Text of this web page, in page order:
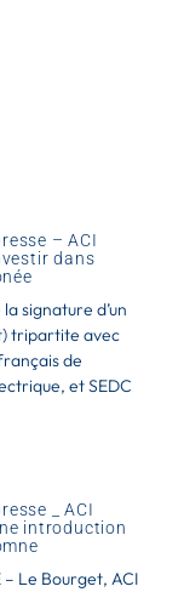
– ACI
dans
signature d’un
tripartite avec
de
et SEDC
_ ACI
introduction
– Le Bourget, ACI